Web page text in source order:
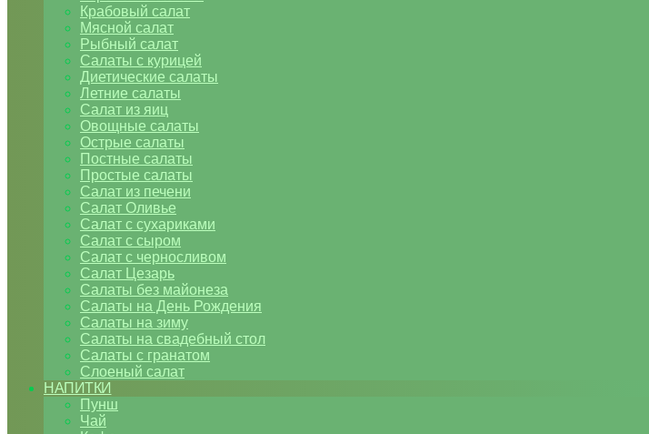
Крабовый салат
Мясной салат
Рыбный салат
Салаты с курицей
Диетические салаты
Летние салаты
Салат из яиц
Овощные салаты
Острые салаты
Постные салаты
Простые салаты
Салат из печени
Салат Оливье
Салат с сухариками
Салат с сыром
Салат с черносливом
Салат Цезарь
Салаты без майонеза
Салаты на День Рождения
Салаты на зиму
Салаты на свадебный стол
Салаты с гранатом
Слоеный салат
НАПИТКИ
Пунш
Чай